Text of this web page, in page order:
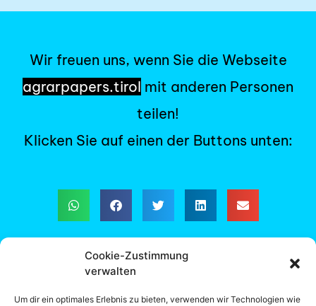
Cookie-Zustimmung
verwalten
Um dir ein optimales Erlebnis zu bieten, verwenden wir Technologien wie
Wir freuen uns, wenn Sie die Webseite
agrarpapers.tirol mit anderen Personen
teilen!
Klicken Sie auf einen der Buttons unten:
Gemeindeland in Gemeindehand: überparteilicher